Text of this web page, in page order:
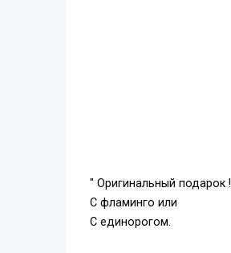
" Оригинальный подарок !
С фламинго или
С единорогом.